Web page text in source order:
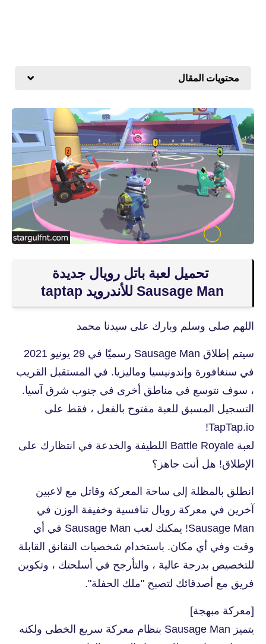
محتويات المقال
تحميل لعبة باتل رويال جديدة
Sausage Man‏ للأندرويد taptap
اللهم صلى وسلم وبارك على سيدنا محمد
سيتم إطلاق Sausage Man رسميًا في 29 يونيو 2021
في سنغافورة وإندونيسيا وماليزيا. في المستقبل القريب
، سوف نتوسع في مناطق أخرى في جنوب شرق آسيا.
التسجيل المسبق للعبة مفتوح بالفعل ، فقط على
TapTap.io!
لعبة Battle Royale اللطيفة والخدعة في انتظارك على
الإطلاق! هل أنت جاهز؟
انطلق بالمظلة إلى ساحة المعركة وقاتل مع لاعبين
آخرين في معركة رويال تنافسية وخفيفة الوزن في
Sausage Man! يمكنك لعب Sausage Man في أي
وقت وفي أي مكان. باستخدام شخصيات النقانق القابلة
للتخصيص بدرجة عالية ، والتأرجح في أسلحتك ، وتكوين
فريق مع أصدقائك لتصبح "ملك الحفلة".
[معركة مبهجة]
يتميز Sausage Man بنظام معركة سريع الخطى ولكنه